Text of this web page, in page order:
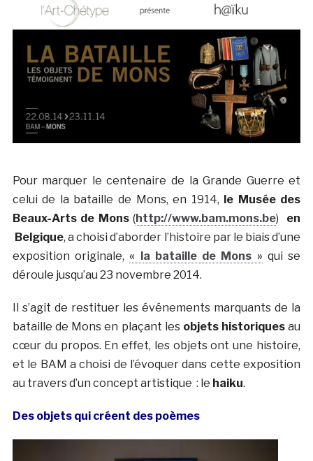
Pour marquer le centenaire de la Grande Guerre et
celui de la bataille de Mons, en 1914, le Musée des
Beaux-Arts de Mons(http://www.bam.mons.be)
en
Belgique, a choisi d’aborder l’histoire par le biais d’une
exposition originale,« la bataille de Mons » qui se
déroule jusqu’au 23 novembre 2014.
Il s’agit de restituer les événements marquants de la
bataille de Mons en plaçant les objets historiquesau
cœur du propos. En effet, les objets ont une histoire,
et le BAM a choisi de l’évoquer dans cette exposition
au travers d’un concept artistique : le haiku.
Des objets qui créent des poèmes